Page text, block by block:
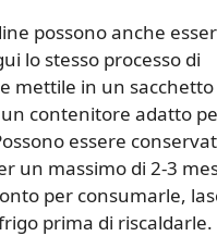
possono anche
lo stesso processo di
mettile in un
contenitore adatto
essere
un massimo di 2-3
per consumarle,
prima di riscaldarle.